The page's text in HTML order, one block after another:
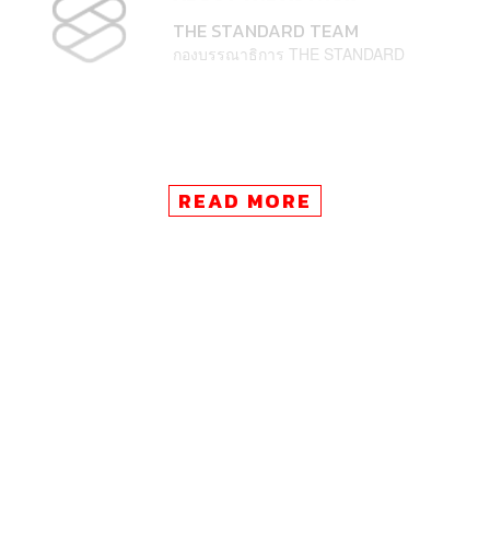
THE STANDARD TEAM
กองบรรณาธิการ THE STANDARD
READ MORE